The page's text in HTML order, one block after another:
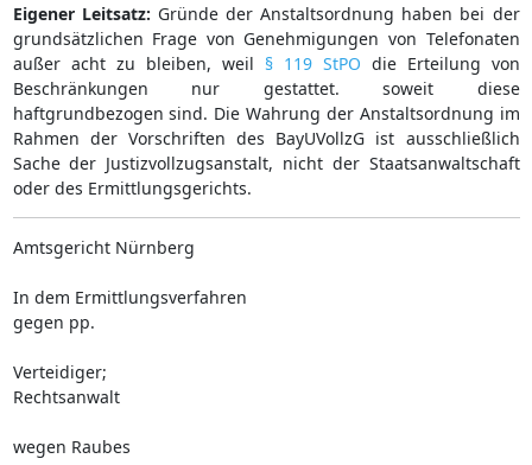
Eigener Leitsatz: Gründe der Anstaltsordnung haben bei der
grundsätzlichen Frage von Genehmigungen von Telefonaten
außer acht zu bleiben, weil § 119 StPO die Erteilung von
Beschränkungen nur gestattet. soweit diese
haftgrundbezogen sind. Die Wahrung der Anstaltsordnung im
Rahmen der Vorschriften des BayUVollzG ist ausschließlich
Sache der Justizvollzugsanstalt, nicht der Staatsanwaltschaft
oder des Ermittlungsgerichts.
Amtsgericht Nürnberg
In dem Ermittlungsverfahren
gegen pp.
Verteidiger;
Rechtsanwalt
wegen Raubes